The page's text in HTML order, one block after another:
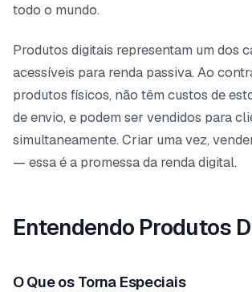
todo o mundo.
Produtos digitais representam um dos
acessíveis para renda passiva. Ao
produtos físicos, não têm custos de
de envio, e podem ser vendidos para
simultaneamente. Criar uma vez,
— essa é a promessa da renda digital.
Entendendo Produtos
O Que os Torna Especiais